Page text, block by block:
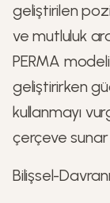
geliştirilen
ve mutluluk
PERMA
geliştirirken
kullanmayı
çerçeve sunar
Bilişsel-